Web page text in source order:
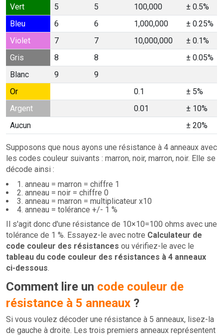
Vert 5 5 100,000
± 0.5%
Bleu
6 6 1,000,000
± 0.25%
Violet
7 7 10,000,000
± 0.1%
Gris
8 8
± 0.05%
Blanc
9
9
Or
0.1
± 5%
Argent
0.01
± 10%
Aucun
± 20%
Supposons que nous ayons une résistance à 4 anneaux avec
les codes couleur suivants : marron, noir, marron, noir. Elle se
décode ainsi :
1. anneau = marron = chiffre 1
2. anneau = noir = chiffre 0
3. anneau = marron = multiplicateur x10
4. anneau = tolérance +/- 1 %
Il s'agit donc d'une résistance de 10×10=100 ohms avec une
tolérance de 1 %. Essayez-le avec notre Calculateur de
code couleur des résistances ou vérifiez-le avec le
tableau du code couleur des résistances à 4 anneaux
ci-dessous.
Comment lire un code couleur de
résistance à 5 anneaux ?
Si vous voulez décoder une résistance à 5 anneaux, lisez-la
de gauche à droite. Les trois premiers anneaux représentent